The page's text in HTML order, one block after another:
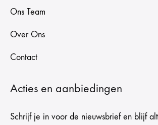
Ons Team
Over Ons
Contact
Acties en aanbiedingen
Schrijf je in voor de nieuwsbrief en blijf